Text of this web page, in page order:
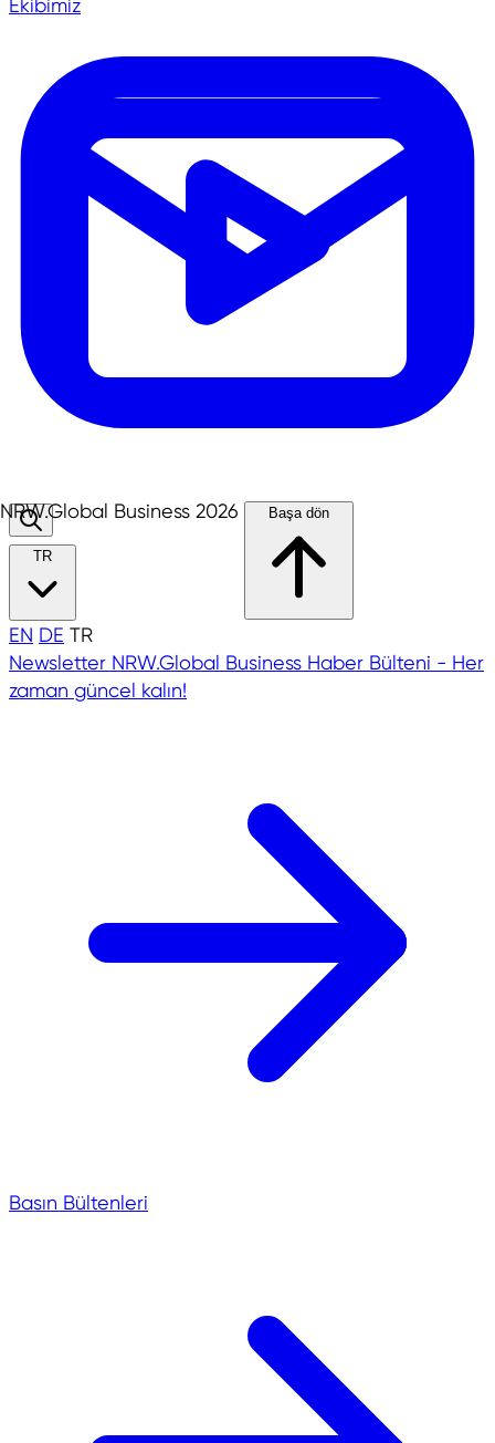
Ekibimiz
TR
EN DE TR
Newsletter NRW.Global Business Haber Bülteni - Her
zaman güncel kalın!
Basın Bültenleri
NRW.Global Business 2026 Başa dön